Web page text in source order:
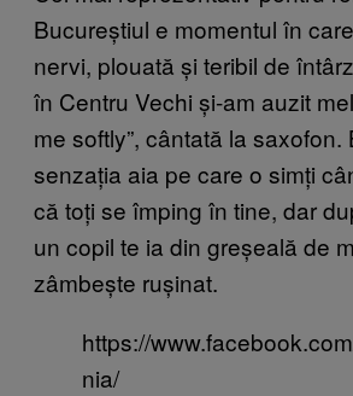
Bucureștiul e momentul în
nervi, plouată și teribil de
în Centru Vechi și-am auzit
me softly”, cântată la saxofon.
senzația aia pe care o simți
că toți se împing în tine, dar
un copil te ia din greșeală de
zâmbește rușinat.
https://
nia/